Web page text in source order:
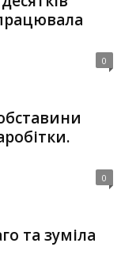
0
0
та зуміла